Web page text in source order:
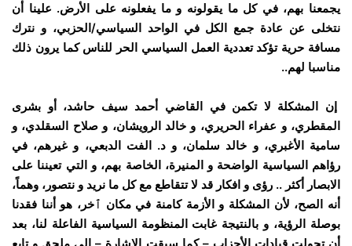
يجمعنا بهم، في كل ما يقولونه و ما يفعلونه على الأرض. علينا أن
نتخلى عن عادة جمع الكل في الواحد السياسي/الحزبي، و نترك
مسافة حرية تؤكد تعددية العمل السياسي الحر للناس كما يرون ذلك
مناسبا لهم..
إن المشكلة لا تكمن في القاضي أحمد سيف حاشد، أو بشرى
المقطري، و عفراء الحريري، و خالد الرويشان، و صلاح السقلدي، و
سامية الأغبري، و خالد سلمان، و د. الفت الدبعي، و غيرهم، في
رؤاهم السياسية الواضحة و المنيرة، الخاصة بهم، و التي تعيننا على
الابصار أكثر .. رؤى و افكار قد لا تتقاطع مع كل ما نريد و نتصور، وهماً،
أنه الصح، لأن المشكلة و الأزمة كامنة في مكان ٱخر، هو أننا فقدنا
بوصلة الرؤية، و بالنتيجة غابت المنظومة السياسية الفاعلة لنا، بعد